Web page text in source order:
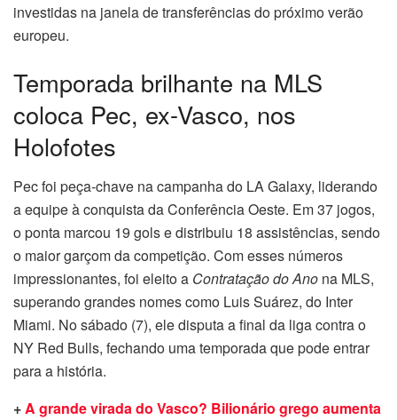
investidas na janela de transferências do próximo verão
europeu.
Temporada brilhante na MLS
coloca Pec, ex-Vasco, nos
Holofotes
Pec foi peça-chave na campanha do LA Galaxy, liderando
a equipe à conquista da Conferência Oeste. Em 37 jogos,
o ponta marcou 19 gols e distribuiu 18 assistências, sendo
o maior garçom da competição. Com esses números
impressionantes, foi eleito a Contratação do Ano na MLS,
superando grandes nomes como Luis Suárez, do Inter
Miami. No sábado (7), ele disputa a final da liga contra o
NY Red Bulls, fechando uma temporada que pode entrar
para a história.
+A grande virada do Vasco? Bilionário grego aumenta